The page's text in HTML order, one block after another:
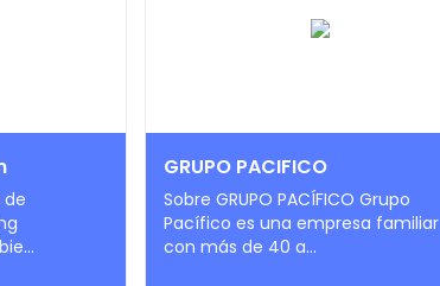
GRUPO PACIFICO
Sobre GRUPO PACÍFICO Grupo
Pacífico es una empresa familiar
con más de 40 a...